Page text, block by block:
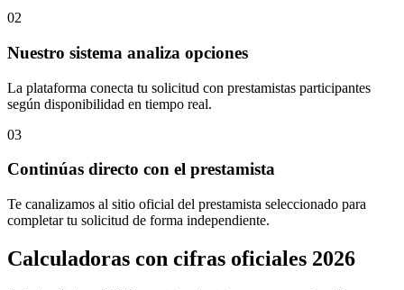
02
Nuestro sistema analiza opciones
La plataforma conecta tu solicitud con prestamistas participantes
según disponibilidad en tiempo real.
03
Continúas directo con el prestamista
Te canalizamos al sitio oficial del prestamista seleccionado para
completar tu solicitud de forma independiente.
Calculadoras con cifras oficiales 2026